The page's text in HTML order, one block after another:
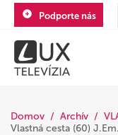
Podporte nás
Domov Archív
Vlastná cesta (60)